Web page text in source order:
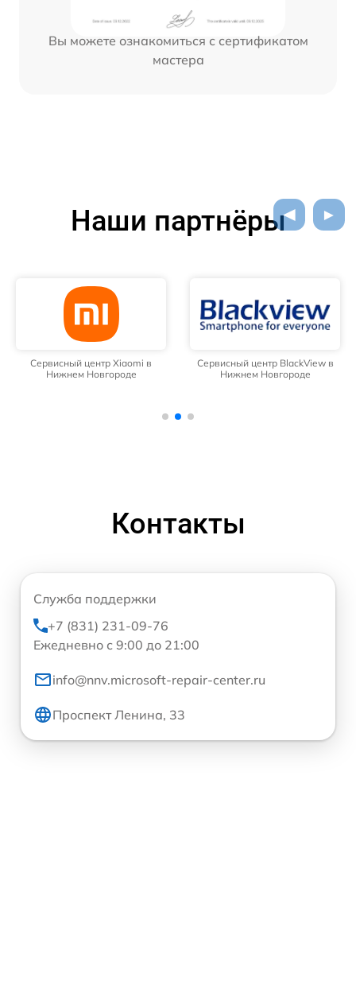
Вы можете ознакомиться с сертификатом
мастера
Наши партнёры
Сервисный центр Xiaomi в
Нижнем Новгороде
Сервисный центр BlackView в
Нижнем Новгороде
Контакты
Служба поддержки
+7 (831) 231-09-76
Ежедневно с 9:00 до 21:00
info@nnv.microsoft-repair-center.ru
Проспект Ленина, 33